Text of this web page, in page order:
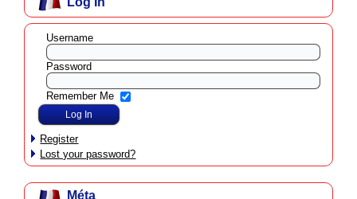
Username
Password
Remember Me
Register
Lost your password?
Méta